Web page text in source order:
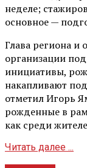
неделе;
основное —
Глава региона и
организации
инициативы,
накапливают
отметил Игорь
рожденные в
как среди
Читать далее ...